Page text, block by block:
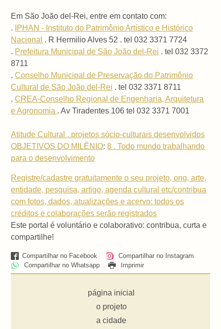
Em São João del-Rei, entre em contato com:
.
IPHAN - Instituto do Patrimônio Artístico e Histórico
Nacional . R Hermilio Alves 52 . tel 032 3371 7724
. Prefeitura Municipal de São João del-Rei . tel 032 3372
8711
.Conselho Municipal de Preservação do Patrimônio
Cultural de São João del-Rei . tel 032 3371 8711
.CREA-Conselho Regional de Engenharia, Arquitetura
e Agronomia . Av Tiradentes 106 tel 032 3371 7001
Atitude Cultural . projetos sócio-culturais desenvolvidos
OBJETIVOS DO MILÊNIO:8 . Todo mundo trabalhando
para o desenvolvimento
Registre/cadastre gratuitamente o seu projeto, ong, arte,
entidade, pesquisa, artigo, agenda cultural etc/contribua
com fotos, dados, atualizações e acervo: todos os
créditos e colaborações serão registrados
Este portal é voluntário e colaborativo: contribua, curta e
compartilhe!
Compartilhar no Facebook
Compartilhar no Instagram
Compartilhar no Whatsapp
Imprimir
página inicial
o projeto
a cidade